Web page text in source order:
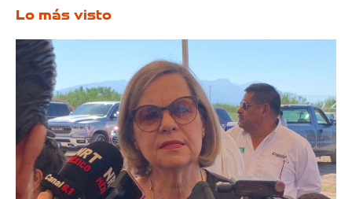
Lo más visto